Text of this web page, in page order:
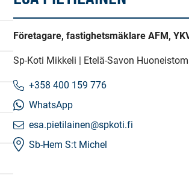
Företagare, fastighetsmäklare AFM,
Sp-Koti Mikkeli | Etelä-Savon
+358 400 159 776
WhatsApp
esa.pietilainen@spkoti.fi
Sb-Hem S:t Michel